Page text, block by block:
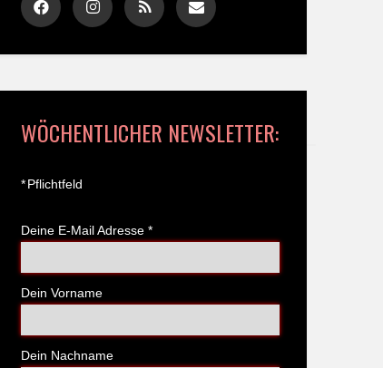
WÖCHENTLICHER NEWSLETTER:
*Pflichtfeld
Deine E-Mail Adresse *
Dein Vorname
Dein Nachname